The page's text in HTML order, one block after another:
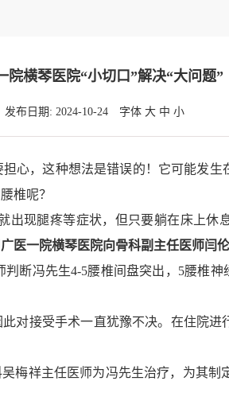
院横琴医院“小切口”解决“大问题”
发布日期: 2024-10-24 字体 大 中 小
，这种想法是错误的！它可能发生
椎呢？
现腿疼等症状，但只要躺在床上休
广医一院横琴医院向骨科副主任医师闫
冯先生4-5腰椎间盘突出，5腰椎神
接受手术一直犹豫不决。在住院进
梅祥主任医师为冯先生治疗，为其制